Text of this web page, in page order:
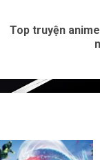
NextTop truyện